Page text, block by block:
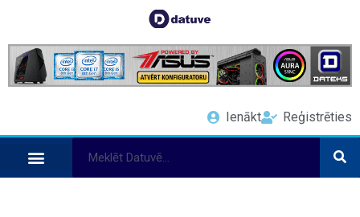
Ienākt Reģistrēties